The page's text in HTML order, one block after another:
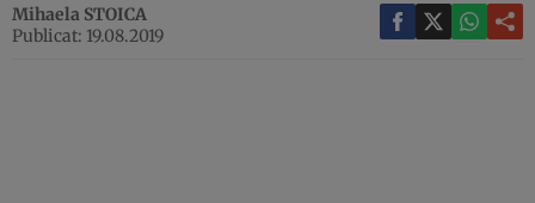
Mihaela STOICA
Publicat: 19.08.2019